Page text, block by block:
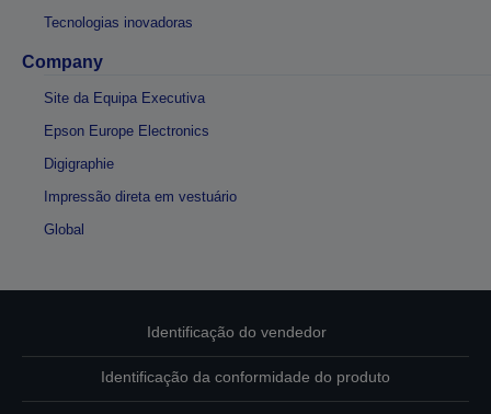
Tecnologias inovadoras
Company
Site da Equipa Executiva
Epson Europe Electronics
Digigraphie
Impressão direta em vestuário
Global
Identificação do vendedor
Identificação da conformidade do produto